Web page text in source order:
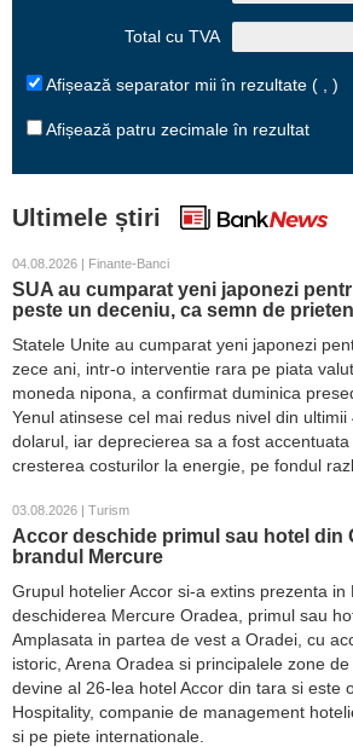
Total cu TVA
Afișează separator mii în rezultate ( , )
Afișează patru zecimale în rezultat
Ultimele știri
04.08.2026 | Finante-Banci
SUA au cumparat yeni japonezi
peste un deceniu, ca semn de
Statele Unite au cumparat yeni japonezi
zece ani, intr-o interventie rara pe piata
moneda nipona, a confirmat duminica
Yenul atinsese cel mai redus nivel din
dolarul, iar deprecierea sa a fost
cresterea costurilor la energie, pe fondul
03.08.2026 | Turism
Accor deschide primul sau hotel din
brandul Mercure
Grupul hotelier Accor si-a extins prezenta in
deschiderea Mercure Oradea, primul sau
Amplasata in partea de vest a Oradei, cu
istoric, Arena Oradea si principalele zone
devine al 26-lea hotel Accor din tara si este
Hospitality, companie de management
si pe piete internationale.